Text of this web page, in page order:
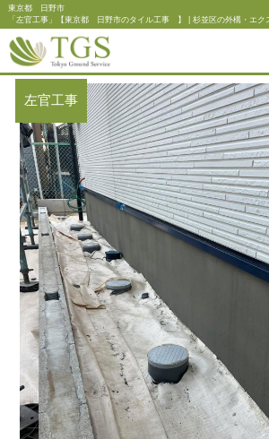
東京都 日野市
「左官工事」【東京都 日野市のタイル工事 】 | 杉並区の外構・エクス
左官工事